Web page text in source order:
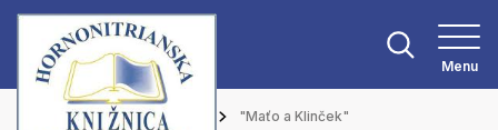
Menu
Hlavná stránka Podujatia "Maťo a Klinček"